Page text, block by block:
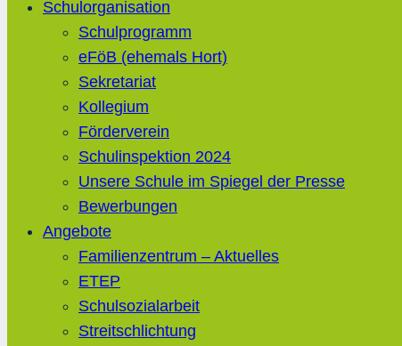
Schulorganisation
Schulprogramm
eFöB (ehemals Hort)
Sekretariat
Kollegium
Förderverein
Schulinspektion 2024
Unsere Schule im Spiegel der Presse
Bewerbungen
Angebote
Familienzentrum – Aktuelles
ETEP
Schulsozialarbeit
Streitschlichtung